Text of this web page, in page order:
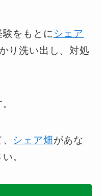
をもとにシェア
り洗い出し、対処
シェア畑があな
。